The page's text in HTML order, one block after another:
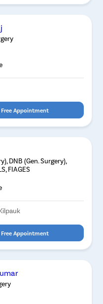
Free Appointment
DNB (Gen. Surgery),
FIAGES
Free Appointment